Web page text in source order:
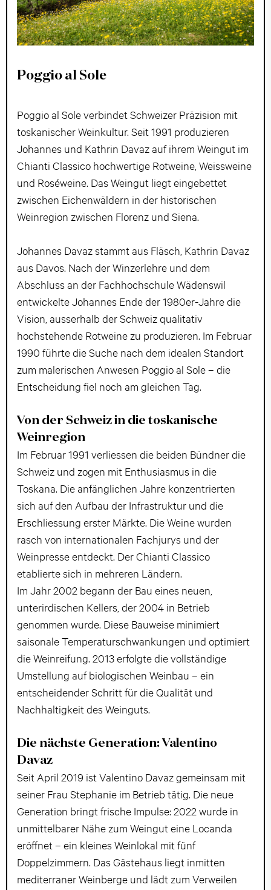
Poggio al Sole
Poggio al Sole verbindet Schweizer Präzision mit
toskanischer Weinkultur. Seit 1991 produzieren
Johannes und Kathrin Davaz auf ihrem Weingut im
Chianti Classico hochwertige Rotweine, Weissweine
und Roséweine. Das Weingut liegt eingebettet
zwischen Eichenwäldern in der historischen
Weinregion zwischen Florenz und Siena.
Johannes Davaz stammt aus Fläsch, Kathrin Davaz
aus Davos. Nach der Winzerlehre und dem
Abschluss an der Fachhochschule Wädenswil
entwickelte Johannes Ende der 1980er-Jahre die
Vision, ausserhalb der Schweiz qualitativ
hochstehende Rotweine zu produzieren. Im Februar
1990 führte die Suche nach dem idealen Standort
zum malerischen Anwesen Poggio al Sole – die
Entscheidung fiel noch am gleichen Tag.
Von der Schweiz in die toskanische
Weinregion
Im Februar 1991 verliessen die beiden Bündner die
Schweiz und zogen mit Enthusiasmus in die
Toskana. Die anfänglichen Jahre konzentrierten
sich auf den Aufbau der Infrastruktur und die
Erschliessung erster Märkte. Die Weine wurden
rasch von internationalen Fachjurys und der
Weinpresse entdeckt. Der Chianti Classico
etablierte sich in mehreren Ländern.
Im Jahr 2002 begann der Bau eines neuen,
unterirdischen Kellers, der 2004 in Betrieb
genommen wurde. Diese Bauweise minimiert
saisonale Temperaturschwankungen und optimiert
die Weinreifung. 2013 erfolgte die vollständige
Umstellung auf biologischen Weinbau – ein
entscheidender Schritt für die Qualität und
Nachhaltigkeit des Weinguts.
Die nächste Generation: Valentino
Davaz
Seit April 2019 ist Valentino Davaz gemeinsam mit
seiner Frau Stephanie im Betrieb tätig. Die neue
Generation bringt frische Impulse: 2022 wurde in
unmittelbarer Nähe zum Weingut eine Locanda
eröffnet – ein kleines Weinlokal mit fünf
Doppelzimmern. Das Gästehaus liegt inmitten
mediterraner Weinberge und lädt zum Verweilen